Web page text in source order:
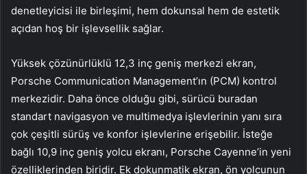
denetleyicisi ile birleşimi, hem dokunsal hem de estetik
açıdan hoş bir işlevsellik sağlar.
Yüksek çözünürlüklü 12,3 inç geniş merkezi ekran,
Porsche Communication Management’ın (PCM) kontrol
merkezidir. Daha önce olduğu gibi, sürücü buradan
standart navigasyon ve multimedya işlevlerinin yanı sıra
çok çeşitli sürüş ve konfor işlevlerine erişebilir. İsteğe
bağlı 10,9 inç geniş yolcu ekranı, Porsche Cayenne’in yeni
özelliklerinden biridir. Ek dokunmatik ekran, ön yolcunun